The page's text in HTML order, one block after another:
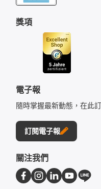
獎項
電子報
隨時掌握最新動態，在此
訂閱電子報
關注我們